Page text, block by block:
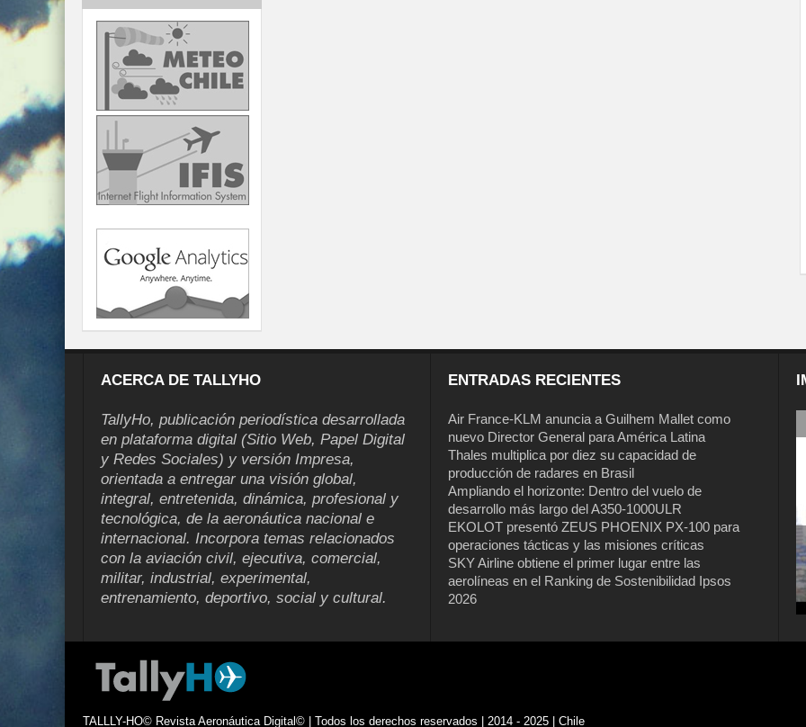
ACERCA DE TALLYHO
TallyHo, publicación periodística desarrollada
en plataforma digital (Sitio Web, Papel Digital
y Redes Sociales) y versión Impresa,
orientada a entregar una visión global,
integral, entretenida, dinámica, profesional y
tecnológica, de la aeronáutica nacional e
internacional. Incorpora temas relacionados
con la aviación civil, ejecutiva, comercial,
militar, industrial, experimental,
entrenamiento, deportivo, social y cultural.
ENTRADAS RECIENTES
Air France-KLM anuncia a Guilhem Mallet como
nuevo Director General para América Latina
Thales multiplica por diez su capacidad de
producción de radares en Brasil
Ampliando el horizonte: Dentro del vuelo de
desarrollo más largo del A350-1000ULR
EKOLOT presentó ZEUS PHOENIX PX-100 para
operaciones tácticas y las misiones críticas
SKY Airline obtiene el primer lugar entre las
aerolíneas en el Ranking de Sostenibilidad Ipsos
2026
TALLLY-HO© Revista Aeronáutica Digital© | Todos los derechos reservados | 2014 - 2025 | Chile